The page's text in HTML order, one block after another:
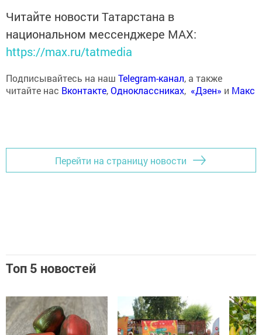
Читайте новости Татарстана в
национальном мессенджере MАХ:
https://max.ru/tatmedia
Подписывайтесь на наш Telegram-канал, а также
читайте нас Вконтакте,Одноклассниках, «Дзен» и Макс
Перейти на страницу новости
Топ 5 новостей